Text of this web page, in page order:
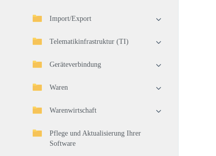
Import/Export
Telematikinfrastruktur (TI)
Geräteverbindung
Waren
Warenwirtschaft
Pflege und Aktualisierung Ihrer
Software